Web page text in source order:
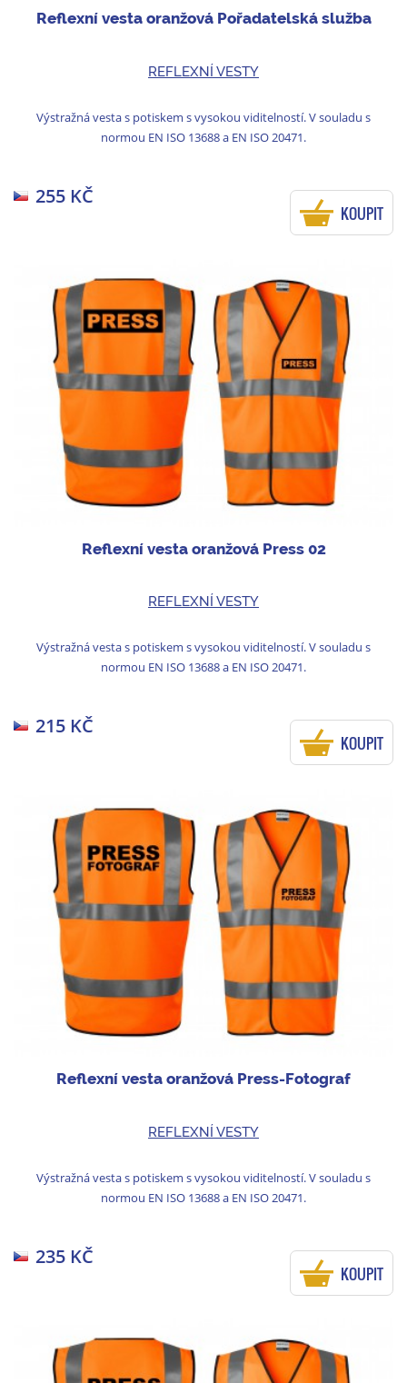
Reflexní vesta oranžová Pořadatelská služba
REFLEXNÍ VESTY
Výstražná vesta s potiskem s vysokou viditelností. V souladu s
normou EN ISO 13688 a EN ISO 20471.
255 KČ
KOUPIT
Reflexní vesta oranžová Press 02
REFLEXNÍ VESTY
Výstražná vesta s potiskem s vysokou viditelností. V souladu s
normou EN ISO 13688 a EN ISO 20471.
215 KČ
KOUPIT
Reflexní vesta oranžová Press-Fotograf
REFLEXNÍ VESTY
Výstražná vesta s potiskem s vysokou viditelností. V souladu s
normou EN ISO 13688 a EN ISO 20471.
235 KČ
KOUPIT